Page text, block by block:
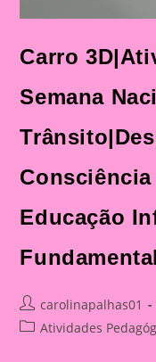
Carro
Semana
Educação
Fundamental
Post
author:
carolinapalhas01
PostAtividades